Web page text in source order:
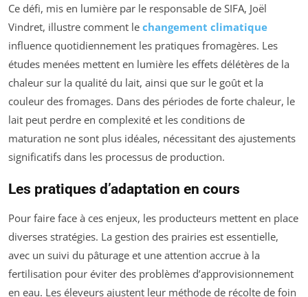
Ce défi, mis en lumière par le responsable de SIFA, Joël
Vindret, illustre comment le changement climatique
influence quotidiennement les pratiques fromagères. Les
études menées mettent en lumière les effets délétères de la
chaleur sur la qualité du lait, ainsi que sur le goût et la
couleur des fromages. Dans des périodes de forte chaleur, le
lait peut perdre en complexité et les conditions de
maturation ne sont plus idéales, nécessitant des ajustements
significatifs dans les processus de production.
Les pratiques d’adaptation en cours
Pour faire face à ces enjeux, les producteurs mettent en place
diverses stratégies. La gestion des prairies est essentielle,
avec un suivi du pâturage et une attention accrue à la
fertilisation pour éviter des problèmes d’approvisionnement
en eau. Les éleveurs ajustent leur méthode de récolte de foin